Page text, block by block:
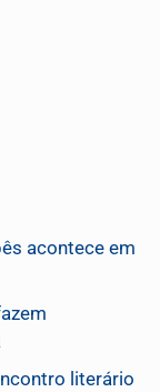
acontece em
literário